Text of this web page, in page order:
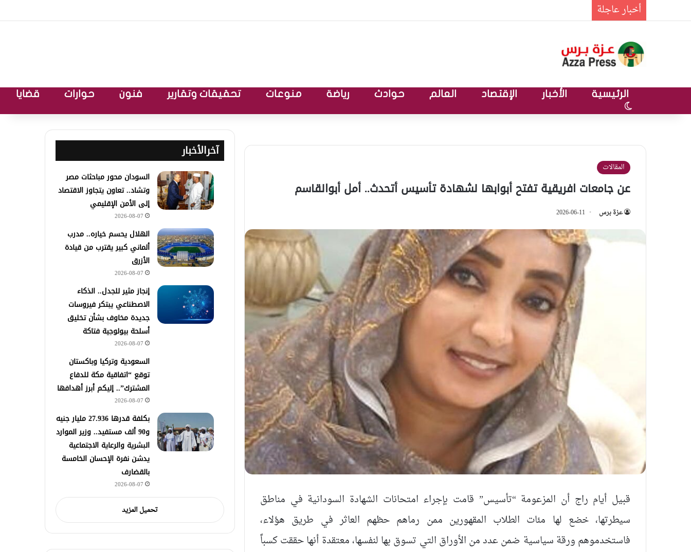
أخبار عاجلة
الرئيسية الأخبار الإقتصاد العالم حوادث رياضة منوعات تحقيقات وتقارير فنون حوارات قضايا
الوضع المظلم
المقالات
عن جامعات افريقية تفتح أبوابها لشهادة تأسيس أتحدث.. أمل أبوالقاسم
عزة برس 2026-06-11
قبيل أيام راج أن المزعومة “تأسيس” قامت بإجراء امتحانات الشهادة السودانية في مناطق
سيطرتها، خضع لها مئات الطلاب المقهورين ممن رماهم حظهم العاثر في طريق هؤلاء،
فاستخدموهم ورقة سياسية ضمن عدد من الأوراق التي تسوق بها لنفسها، معتقدة أنها حققت كسباً
آخرالأخبار
السودان محور مباحثات مصر
وتشاد.. تعاون يتجاوز الاقتصاد
إلى الأمن الإقليمي
2026-08-07
الهلال يحسم خياره.. مدرب
ألماني كبير يقترب من قيادة
الأزرق
2026-08-07
إنجاز مثير للجدل.. الذكاء
الاصطناعي يبتكر فيروسات
جديدة مخاوف بشأن تخليق
أسلحة بيولوجية فتاكة
2026-08-07
السعودية وتركيا وباكستان
توقع “اتفاقية مكة للدفاع
المشترك”.. إليكم أبرز أهدافها
2026-08-07
​بكلفة قدرها 27.936 مليار جنيه
و90 ألف مستفيد.. وزير الموارد
البشرية والرعاية الاجتماعية
يدشن نفرة الإحسان الخامسة
بالقضارف
2026-08-07
تحميل المزيد